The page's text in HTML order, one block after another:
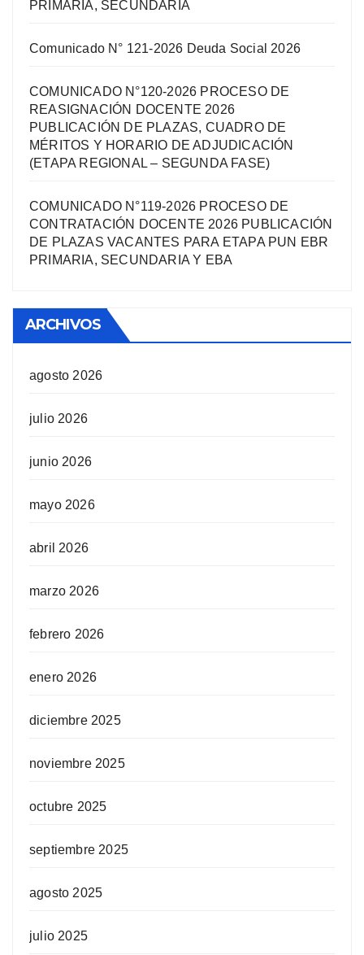
PRIMARIA, SECUNDARIA
Comunicado N° 121-2026 Deuda Social 2026
COMUNICADO N°120-2026 PROCESO DE
REASIGNACIÓN DOCENTE 2026
PUBLICACIÓN DE PLAZAS, CUADRO DE
MÉRITOS Y HORARIO DE ADJUDICACIÓN
(ETAPA REGIONAL – SEGUNDA FASE)
COMUNICADO N°119-2026 PROCESO DE
CONTRATACIÓN DOCENTE 2026 PUBLICACIÓN
DE PLAZAS VACANTES PARA ETAPA PUN EBR
PRIMARIA, SECUNDARIA Y EBA
ARCHIVOS
agosto 2026
julio 2026
junio 2026
mayo 2026
abril 2026
marzo 2026
febrero 2026
enero 2026
diciembre 2025
noviembre 2025
octubre 2025
septiembre 2025
agosto 2025
julio 2025